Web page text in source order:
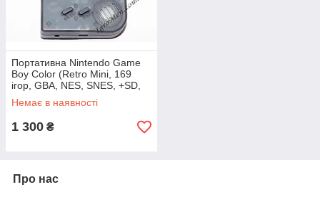
Портативна Nintendo Game
Boy Color (Retro Mini, 169
ігор, GBA, NES, SNES, +SD,
save)
Немає в наявності
1 300 ₴
Про нас